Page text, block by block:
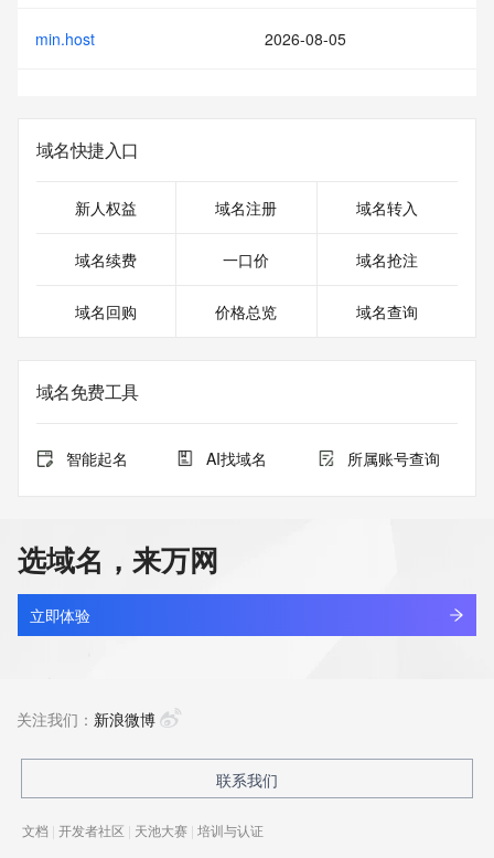
min.host 2026-08-05
域名快捷入口
新人权益 域名注册 域名转入
域名续费 一口价 域名抢注
域名回购 价格总览 域名查询
域名免费工具
智能起名 AI找域名 所属账号查询
选域名，来万网
立即体验
关注我们： 新浪微博
联系我们
文档 | 开发者社区 | 天池大赛 | 培训与认证